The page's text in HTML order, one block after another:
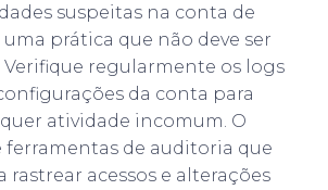
suspeitas na conta de
prática que não deve ser
regularmente os logs
da conta para
atividade incomum. O
ferramentas de auditoria que
rastrear acessos e alterações